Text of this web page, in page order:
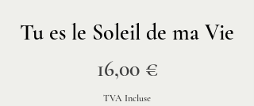
Tu es le Soleil de ma Vie
Prix
16,00 €
TVA Incluse